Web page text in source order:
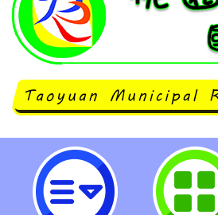
龍潭自造教育及科
習-桃園市立瑞坪國民